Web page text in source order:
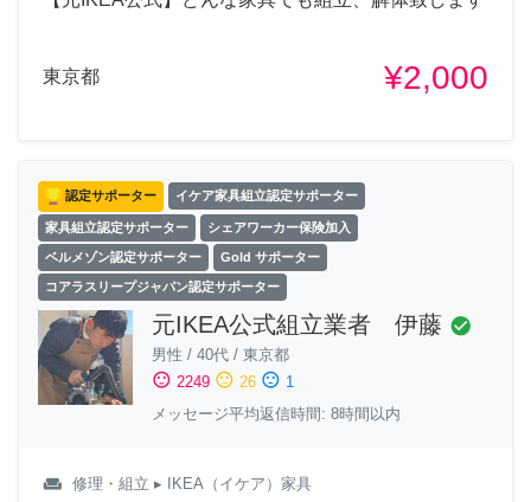
東京都 ¥2,000
認定サポーター イケア家具組立認定サポーター
家具組立認定サポーター シェアワーカー保険加入
ベルメゾン認定サポーター Gold サポーター
コアラスリープジャパン認定サポーター
元IKEA公式組立業者 伊藤 check_circle
男性 / 40代 / 東京都
sentiment_satisfied 2249 sentiment_neutral 26 sentiment_dissatisfied 1
メッセージ平均返信時間: 8時間以内
weekend 修理・組立 ▸ IKEA（イケア）家具